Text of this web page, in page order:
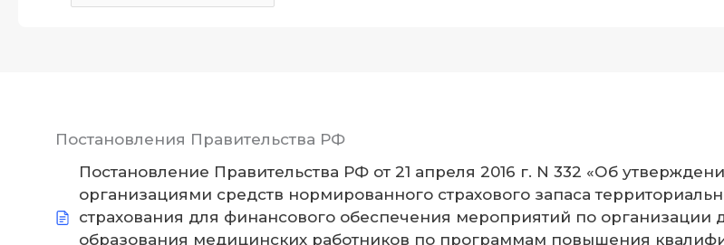
Постановления Правительства РФ
Постановление Правительства РФ от 21 апреля 2016 г. N 332 «Об
организациями средств нормированного страхового запаса
страхования для финансового обеспечения мероприятий по организации
образования медицинских работников по программам повышения